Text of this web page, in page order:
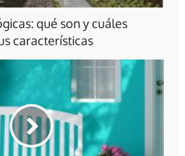
qué son y cuáles
características